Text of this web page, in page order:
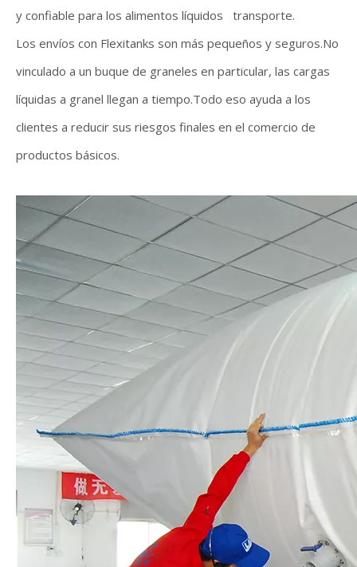
y confiable para los alimentos líquidos transporte.
Los envíos con Flexitanks son más pequeños y seguros.No
vinculado a un buque de graneles en particular, las cargas
líquidas a granel llegan a tiempo.Todo eso ayuda a los
clientes a reducir sus riesgos finales en el comercio de
productos básicos.